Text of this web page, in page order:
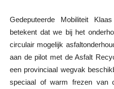
Gedeputeerde Mobiliteit
betekent dat we bij het
circulair mogelijk
aan de pilot met de Asfalt
een provinciaal wegvak
speciaal of warm frezen van